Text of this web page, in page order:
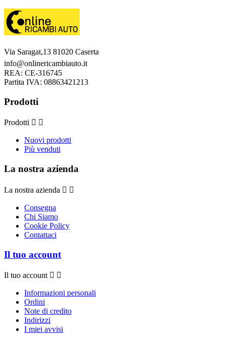
Via Saragat,13 81020 Caserta
info@onlinericambiauto.it
REA: CE-316745
Partita IVA: 08863421213
Prodotti
Prodotti  
Nuovi prodotti
Più venduti
La nostra azienda
La nostra azienda  
Consegna
Chi Siamo
Cookie Policy
Contattaci
Il tuo account
Il tuo account  
Informazioni personali
Ordini
Note di credito
Indirizzi
I miei avvisi